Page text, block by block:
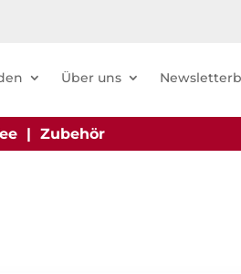
Über uns
| Zubehör